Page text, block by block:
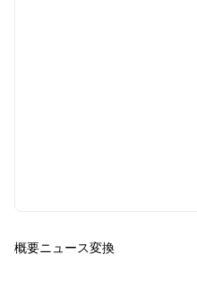
概要ニュース変換